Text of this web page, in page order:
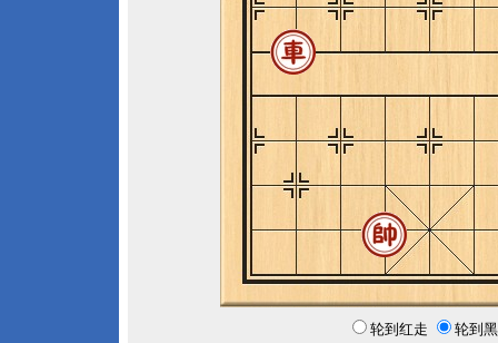
轮到红走 轮到